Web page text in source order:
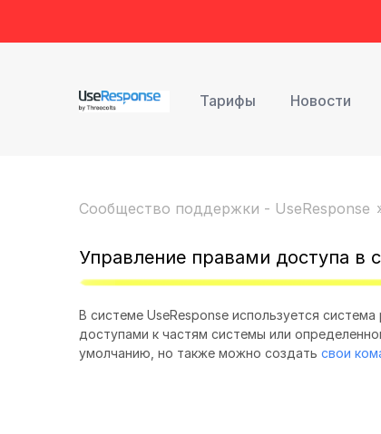
Тарифы Новости
Сообщество поддержки - UseResponse
Управление правами доступа в
В системе UseResponse используется
доступами к частям системы или
умолчанию, но также можно создать свои